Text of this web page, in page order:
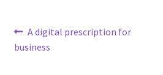
Bericht
navigatie
Vorig
bericht:
A digital prescription for
business